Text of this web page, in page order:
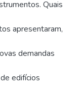
Quais
apresentaram,
demandas
edifícios